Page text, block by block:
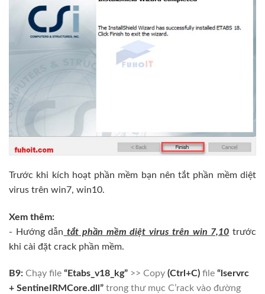
Trước khi kích hoạt phần mềm bạn nên tắt phần mềm diệt
virus trên win7, win10.
Xem thêm:
- Hướng dẫn tắt phần mềm diệt virus trên win 7,10 trước
khi cài đặt crack phần mềm.
B9: Chạy file “Etabs_v18_kg” >> Copy (Ctrl+C) file “lservrc
+ SentineIRMCore.dll” trong thư mục C’rack vào đường